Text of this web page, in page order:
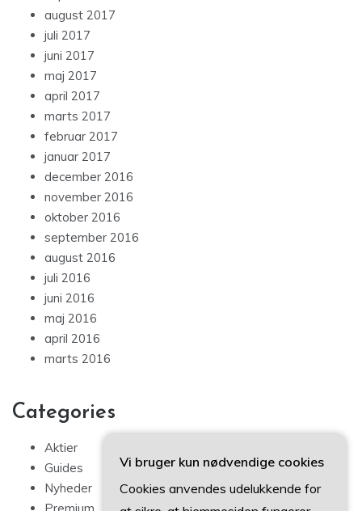
august 2017
juli 2017
juni 2017
maj 2017
april 2017
marts 2017
februar 2017
januar 2017
december 2016
november 2016
oktober 2016
september 2016
august 2016
juli 2016
juni 2016
maj 2016
april 2016
marts 2016
Categories
Aktier
Guides
Nyheder
Vi bruger kun nødvendige cookies
Cookies anvendes udelukkende for